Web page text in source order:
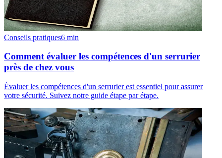
Conseils pratiques6 min
Comment évaluer les compétences d'un serrurier
près de chez vous
Évaluer les compétences d'un serrurier est essentiel pour assurer
votre sécurité. Suivez notre guide étape par étape.